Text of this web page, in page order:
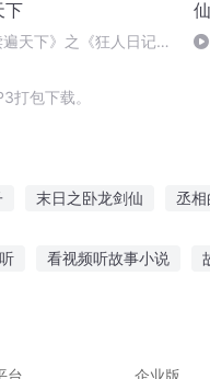
下
遍天下》之《狂人日记》
打包下载。
末日之卧龙剑仙 丞
看视频听故事小说
台 企业版